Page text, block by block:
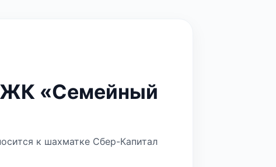
ЖК «Семейный
к шахматке Сбер-Капитал